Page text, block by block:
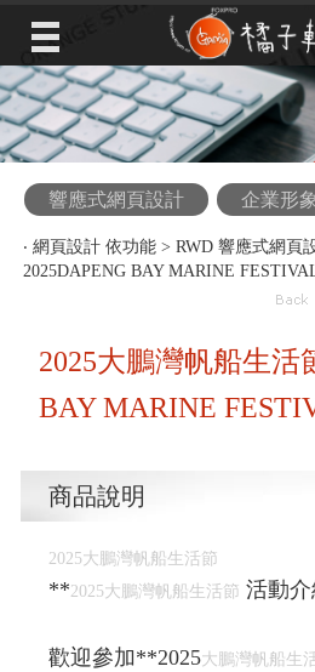
響應式網頁設計 企業形
‧ 網頁設計 依功能> RWD 響應式網頁
2025DAPENG BAY MARINE
2025大鵬灣帆船生活
BAY MARINE
商品說明
2025大鵬灣帆船生活節
**2025大鵬灣帆船生活節 活動
歡迎參加**2025大鵬灣帆船生